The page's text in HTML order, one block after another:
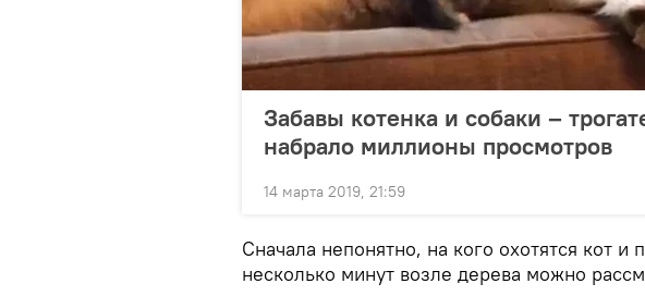
Забавы котенка и собаки –
набрало миллионы просмотров
14 марта 2019, 21:59
Сначала непонятно, на кого охотятся кот и
несколько минут возле дерева можно